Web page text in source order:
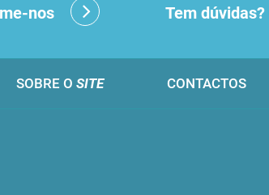
nos Tem dúvidas?
SOBRE O SITE CONTACTOS